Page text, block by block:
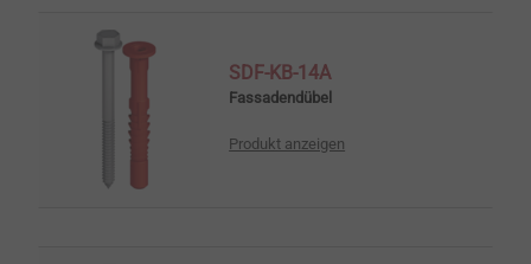
SDF-KB-14A
Fassadendübel
Produkt anzeigen